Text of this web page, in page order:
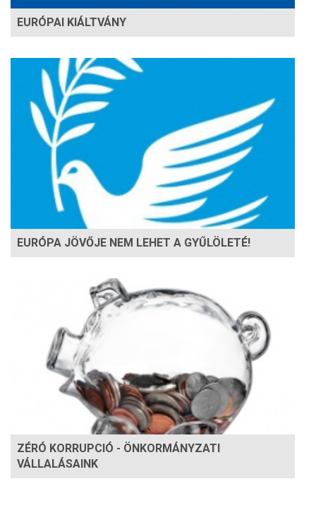
EURÓPAI KIÁLTVÁNY
EURÓPA JÖVŐJE NEM LEHET A GYŰLÖLETÉ!
ZÉRÓ KORRUPCIÓ - ÖNKORMÁNYZATI
VÁLLALÁSAINK